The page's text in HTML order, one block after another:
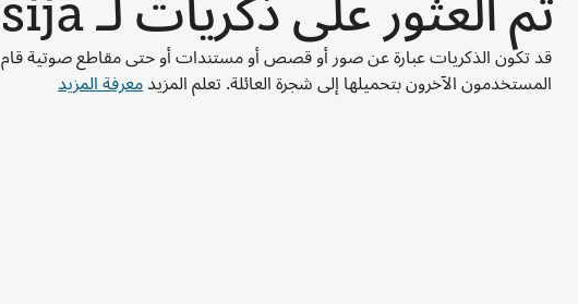
تم العثور على ذكريات لـ Csija
قد تكون الذكريات عبارة عن صور أو قصص أو مستندات أو حتى مقاطع صوتية قام
المستخدمون الآخرون بتحميلها إلى شجرة العائلة. تعلم المزيدمعرفة المزيد